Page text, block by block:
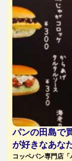
パンの田島で
が好きなあな
コッペパン専門店「